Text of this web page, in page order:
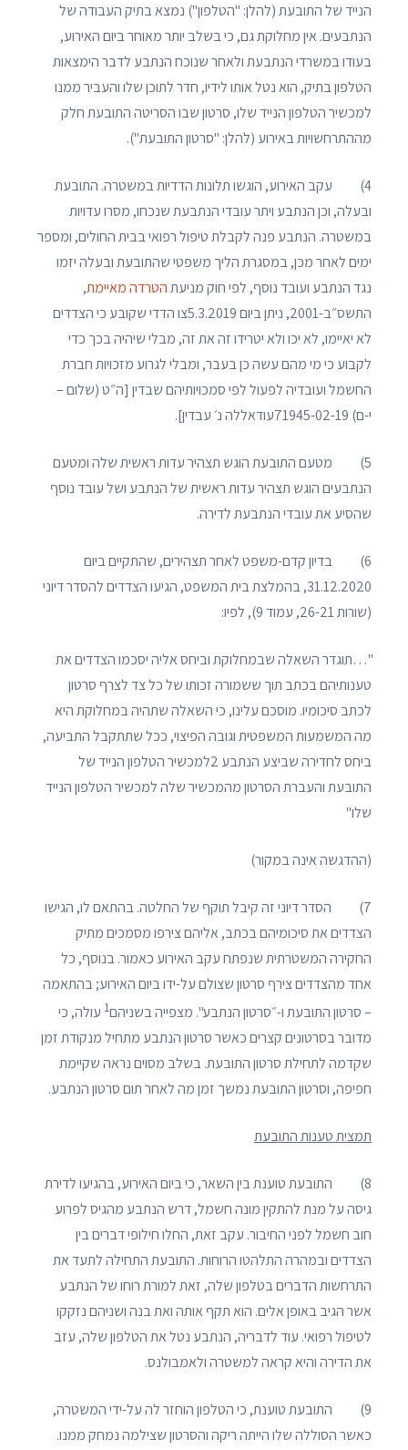
הנייד של התובעת (להלן: "הטלפון") נמצא בתיק העבודה של
הנתבעים. אין מחלוקת גם, כי בשלב יותר מאוחר ביום האירוע,
בעודו במשרדי הנתבעת ולאחר שנוכח הנתבע לדבר הימצאות
הטלפון בתיק, הוא נטל אותו לידיו, חדר לתוכן שלו והעביר ממנו
למכשיר הטלפון הנייד שלו, סרטון שבו הסריטה התובעת חלק
מההתרחשויות באירוע (להלן: "סרטון התובעת").
4) עקב האירוע, הוגשו תלונות הדדיות במשטרה. התובעת
ובעלה, וכן הנתבע ויתר עובדי הנתבעת שנכחו, מסרו עדויות
במשטרה. הנתבע פנה לקבלת טיפול רפואי בבית החולים, ומספר
ימים לאחר מכן, במסגרת הליך משפטי שהתובעת ובעלה יזמו
נגד הנתבע ועובד נוסף, לפי חוק מניעתהטרדה מאיימת,
התשס״ב-2001, ניתן ביום 5.3.2019צו הדדי שקובע כי הצדדים
לא יאיימו, לא יכו ולא יטרידו זה את זה, מבלי שיהיה בכך כדי
לקבוע כי מי מהם עשה כן בעבר, ומבלי לגרוע מזכויות חברת
החשמל ועובדיה לפעול לפי סמכויותיהם שבדין [ה״ט (שלום –
י-ם) 71945-02-19עודאללה נ׳ עבדין].
5) מטעם התובעת הוגש תצהיר עדות ראשית שלה ומטעם
הנתבעים הוגש תצהיר עדות ראשית של הנתבע ושל עובד נוסף
שהסיע את עובדי הנתבעת לדירה.
6) בדיון קדם-משפט לאחר תצהירים, שהתקיים ביום
31.12.2020, בהמלצת בית המשפט, הגיעו הצדדים להסדר דיוני
(שורות 26-21, עמוד 9), לפיו:
"…תוגדר השאלה שבמחלוקת וביחס אליה יסכמו הצדדים את
טענותיהם בכתב תוך ששמורה זכותו של כל צד לצרף סרטון
לכתב סיכומיו. מוסכם עלינו, כי השאלה שתהיה במחלוקת היא
מה המשמעות המשפטית וגובה הפיצוי, ככל שתתקבל התביעה,
ביחס לחדירה שביצע הנתבע 2למכשיר הטלפון הנייד של
התובעת והעברת הסרטון מהמכשיר שלה למכשיר הטלפון הנייד
שלו"
(ההדגשה אינה במקור)
7) הסדר דיוני זה קיבל תוקף של החלטה. בהתאם לו, הגישו
הצדדים את סיכומיהם בכתב, אליהם צירפו מסמכים מתיק
החקירה המשטרתית שנפתח עקב האירוע כאמור. בנוסף, כל
אחד מהצדדים צירף סרטון שצולם על-ידו ביום האירוע; בהתאמה
– סרטון התובעת ו-״סרטון הנתבע". מצפייה בשניהם1 עולה, כי
מדובר בסרטונים קצרים כאשר סרטון הנתבע מתחיל מנקודת זמן
שקדמה לתחילת סרטון התובעת. בשלב מסוים נראה שקיימת
חפיפה, וסרטון התובעת נמשך זמן מה לאחר תום סרטון הנתבע.
תמצית טענות התובעת
8) התובעת טוענת בין השאר, כי ביום האירוע, בהגיעו לדירת
גיסה על מנת להתקין מונה חשמל, דרש הנתבע מהגיס לפרוע
חוב חשמל לפני החיבור. עקב זאת, החלו חילופי דברים בין
הצדדים ובמהרה התלהטו הרוחות. התובעת התחילה לתעד את
התרחשות הדברים בטלפון שלה, זאת למורת רוחו של הנתבע
אשר הגיב באופן אלים. הוא תקף אותה ואת בנה ושניהם נזקקו
לטיפול רפואי. עוד לדבריה, הנתבע נטל את הטלפון שלה, עזב
את הדירה והיא קראה למשטרה ולאמבולנס.
9) התובעת טוענת, כי הטלפון הוחזר לה על-ידי המשטרה,
כאשר הסוללה שלו הייתה ריקה והסרטון שצילמה נמחק ממנו.